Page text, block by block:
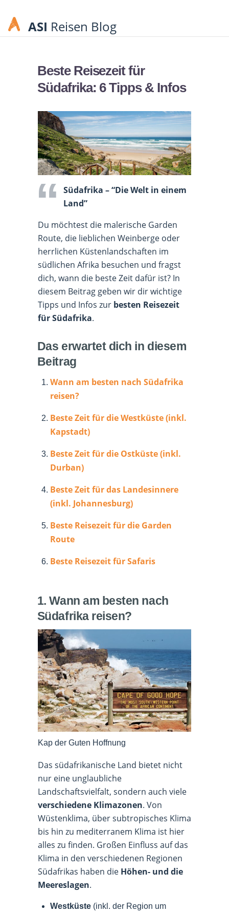
ASI Reisen Blog
Beste Reisezeit für
Südafrika: 6 Tipps & Infos
Südafrika – “Die Welt in einem
Land”
Du möchtest die malerische Garden
Route, die lieblichen Weinberge oder
herrlichen Küstenlandschaften im
südlichen Afrika besuchen und fragst
dich, wann die beste Zeit dafür ist? In
diesem Beitrag geben wir dir wichtige
Tipps und Infos zur besten Reisezeit
für Südafrika.
Das erwartet dich in diesem
Beitrag
Wann am besten nach Südafrika
reisen?
Beste Zeit für die Westküste (inkl.
Kapstadt)
Beste Zeit für die Ostküste (inkl.
Durban)
Beste Zeit für das Landesinnere
(inkl. Johannesburg)
Beste Reisezeit für die Garden
Route
Beste Reisezeit für Safaris
1. Wann am besten nach
Südafrika reisen?
Kap der Guten Hoffnung
Das südafrikanische Land bietet nicht
nur eine unglaubliche
Landschaftsvielfalt, sondern auch viele
verschiedene Klimazonen. Von
Wüstenklima, über subtropisches Klima
bis hin zu mediterranem Klima ist hier
alles zu finden. Großen Einfluss auf das
Klima in den verschiedenen Regionen
Südafrikas haben die Höhen- und die
Meereslagen.
Westküste (inkl. der Region um